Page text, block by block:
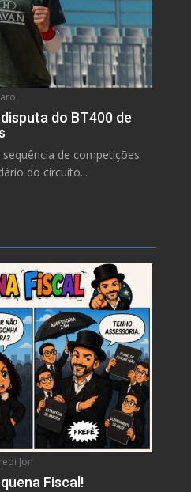
do BT400 de
de competições
do circuito...
Jon
Fiscal!